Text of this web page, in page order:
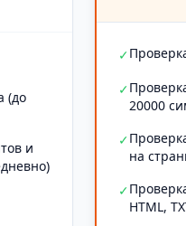
(до
и
✓
✓
20000
✓
на
✓
HTML,